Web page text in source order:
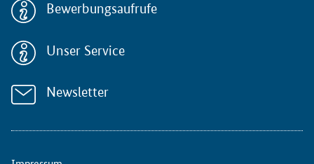
n
a
t
.
9
6
Bewerbungsaufrufe
Unser Service
Newsletter